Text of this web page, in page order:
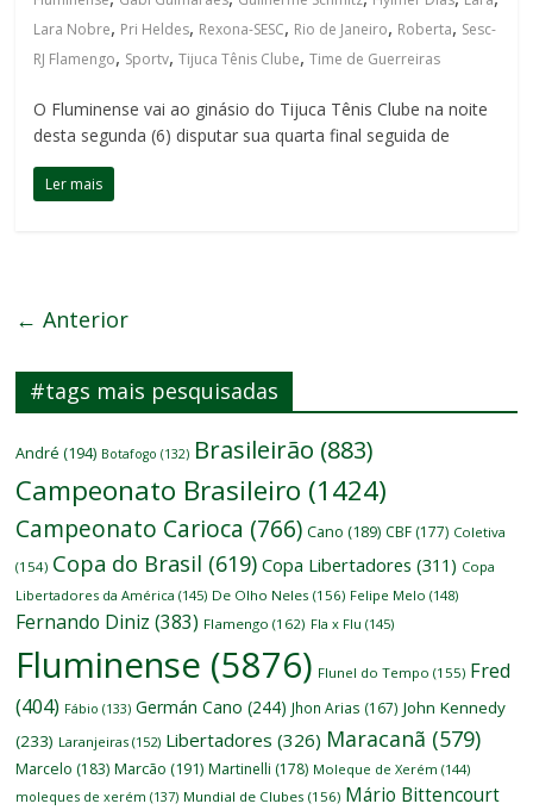
Lara Nobre, Pri Heldes, Rexona-SESC, Rio de Janeiro, Roberta, Sesc-
RJ Flamengo, Sportv,Tijuca Tênis Clube,Time de Guerreiras
O Fluminense vai ao ginásio do Tijuca Tênis Clube na noite
desta segunda (6) disputar sua quarta final seguida de
Ler mais
← Anterior
#tags mais pesquisadas
André (194) Botafogo (132) Brasileirão (883)
Campeonato Brasileiro (1424)
Campeonato Carioca (766) Cano (189) CBF (177) Coletiva
(154) Copa do Brasil (619) Copa Libertadores (311) Copa
Libertadores da América (145) De Olho Neles (156) Felipe Melo (148)
Fernando Diniz (383) Flamengo (162) Fla x Flu (145)
Fluminense (5876) Flunel do Tempo (155) Fred
(404) Fábio (133) Germán Cano (244) Jhon Arias (167) John Kennedy
(233) Laranjeiras (152) Libertadores (326) Maracanã (579)
Marcelo (183) Marcão (191) Martinelli (178) Moleque de Xerém (144)
moleques de xerém (137) Mundial de Clubes (156) Mário Bittencourt